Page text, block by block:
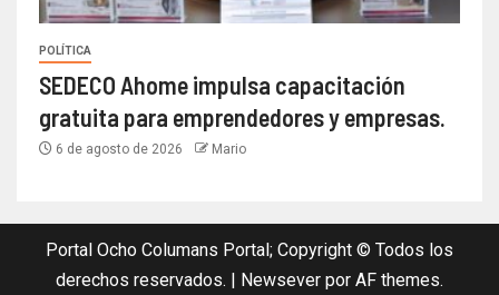
POLÍTICA
SEDECO Ahome impulsa capacitación
gratuita para emprendedores y empresas.
6 de agosto de 2026 Mario
Portal Ocho Columans Portal; Copyright © Todos los
derechos reservados. | Newsever por AF themes.